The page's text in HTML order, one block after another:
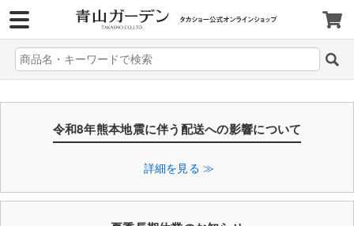
令和8年熊本地震に伴う配送への影響について
詳細を見る ≫